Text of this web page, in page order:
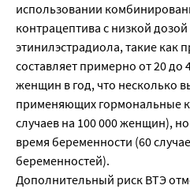
использовании
контрацептива с низкой дозой
этинилэстрадиола, такие как
составляет примерно от 20 до
женщин в год, что несколько
применяющих гормональные
случаев на 100 000 женщин),
время беременности (60
беременностей).
Дополнительный риск ВТЭ